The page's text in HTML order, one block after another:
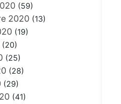
(59)
2020(13)
(19)
(25)
(28)
(29)
(41)